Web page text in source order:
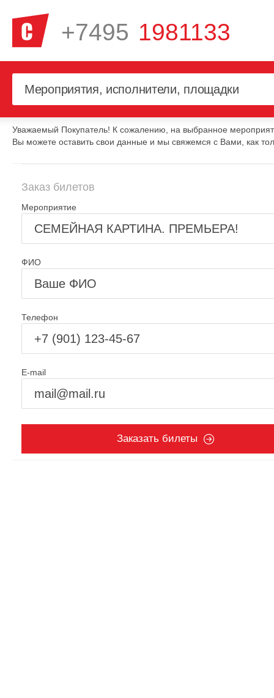
+7495 1981133
Уважаемый Покупатель! К сожалению, на выбранное
Вы можете оставить свои данные и мы свяжемся с Вами, как
Заказ билетов
Мероприятие
ФИО
Телефон
E-mail
Заказать билеты